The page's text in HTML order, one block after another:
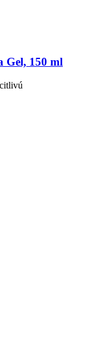
Gel, 150 ml